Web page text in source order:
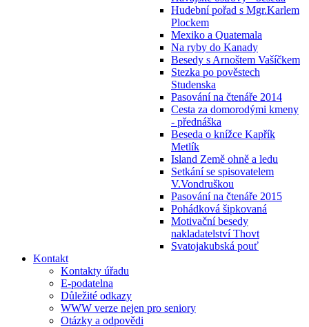
Hudební pořad s Mgr.Karlem
Plockem
Mexiko a Quatemala
Na ryby do Kanady
Besedy s Arnoštem Vašíčkem
Stezka po pověstech
Studenska
Pasování na čtenáře 2014
Cesta za domorodými kmeny
- přednáška
Beseda o knížce Kapřík
Metlík
Island Země ohně a ledu
Setkání se spisovatelem
V.Vondruškou
Pasování na čtenáře 2015
Pohádková šipkovaná
Motivační besedy
nakladatelství Thovt
Svatojakubská pouť
Kontakt
Kontakty úřadu
E-podatelna
Důležité odkazy
WWW verze nejen pro seniory
Otázky a odpovědi